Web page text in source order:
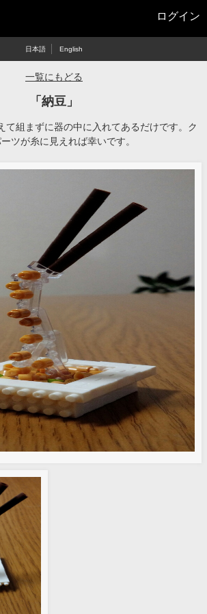
ログイン
日本語 English
一覧にもどる
「納豆」
て組まずに器の中に入れてあるだけです。ク
ツが糸に見えれば幸いです。